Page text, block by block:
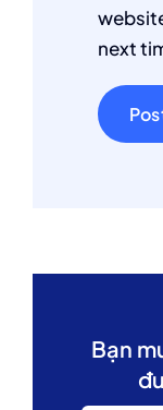
next
Bạn